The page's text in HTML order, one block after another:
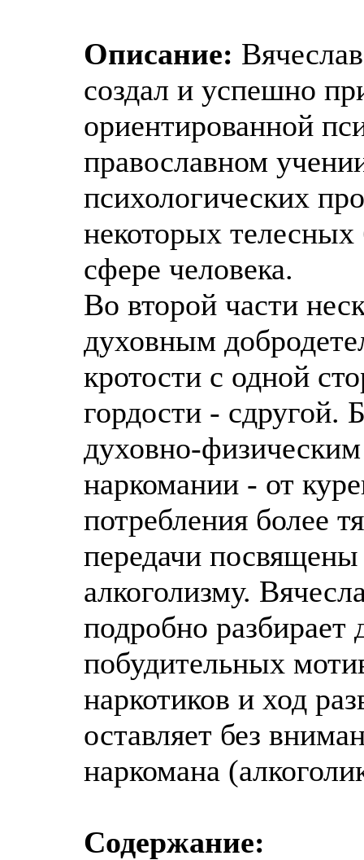
Описание:
создал и успешно
ориентированной
православном
психологических
некоторых
сфере человека.
Во второй части
духовным
кротости с одной
гордости - сдругой.
духовно-
наркомании - от
потребления более
передачи
алкоголизму.
подробно
побудительных
наркотиков и ход
оставляет без
наркомана
Содержание: